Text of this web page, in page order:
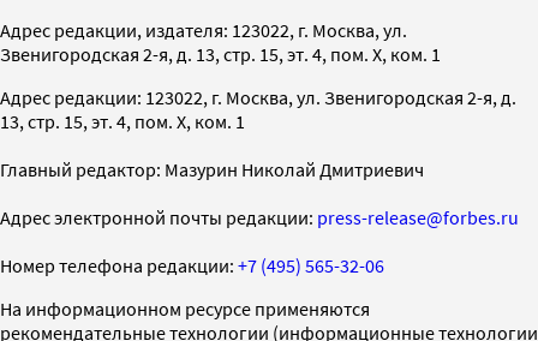
Адрес редакции, издателя: 123022, г. Москва, ул.
Звенигородская 2-я, д. 13, стр. 15, эт. 4, пом. X, ком. 1
Адрес редакции: 123022, г. Москва, ул. Звенигородская 2-я, д.
13, стр. 15, эт. 4, пом. X, ком. 1
Главный редактор: Мазурин Николай Дмитриевич
Адрес электронной почты редакции: press-release@forbes.ru
Номер телефона редакции: +7 (495) 565-32-06
На информационном ресурсе применяются
рекомендательные технологии (информационные технологии